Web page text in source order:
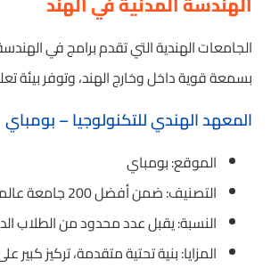
الجامعات الهندية التي تقدم برامج في
بسمعة قوية داخل وخارج الهند، وتوفر بيئة
المعهد الهندي للتكنولوجيا – بومباي
الموقع: بومباي
التصنيف: ضمن أفضل 200 جامعة عالميًا
النسبة: يقبل عدد محدود من الطلاب
المزايا: بنية تحتية متقدمة، تركيز كبير